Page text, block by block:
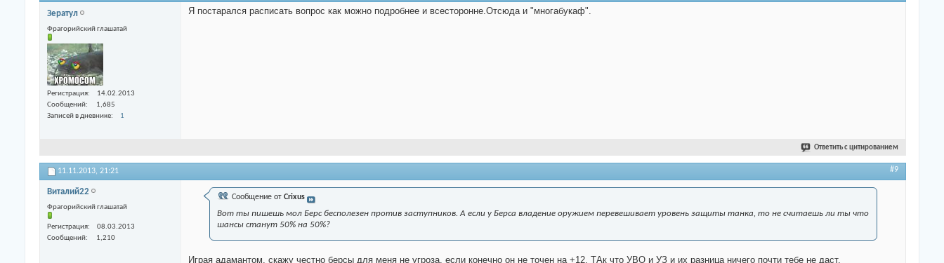
Зератул
Фрагорийский глашатай
Регистрация
14.02.2013
Сообщений
1,685
Записей в дневнике
1
Я постарался расписать вопрос как можно подробнее и всесторонне.Отсюда и "многабукаф".
Ответить с цитированием
11.11.2013, 21:21 #9
Виталий22
Фрагорийский глашатай
Регистрация
08.03.2013
Сообщений
1,210
Сообщение от Crixus
Вот ты пишешь мол Берс бесполезен против заступников. А если у Берса владение оружием перевешивает уровень защиты танка, то не считаешь ли ты что
шансы станут 50% на 50%?
Играя адамантом, скажу честно берсы для меня не угроза, если конечно он не точен на +12. ТАк что УВО и УЗ и их разница ничего почти тебе не даст.